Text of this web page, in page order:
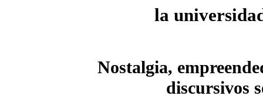
la
Nostalgia,
discursivos